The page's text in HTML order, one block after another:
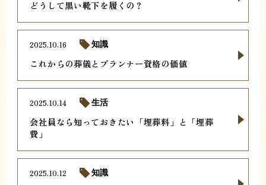
どうして黒い靴下を履くの？
これからの葬儀とプランナー資格の価値
2025.10.16 知識
会社員なら知っておきたい「埋葬料」と「埋葬
費」
2025.10.14 生活
2025.10.12 知識